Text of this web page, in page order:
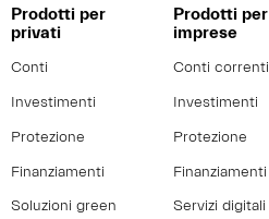
Prodotti per
privati
Conti
Investimenti
Protezione
Finanziamenti
Soluzioni green
Prodotti per
imprese
Conti correnti
Investimenti
Protezione
Finanziamenti
Servizi digitali